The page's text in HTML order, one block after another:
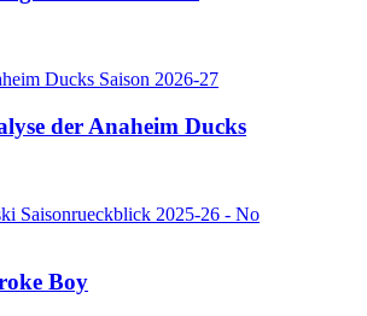
der Anaheim Ducks
Boy